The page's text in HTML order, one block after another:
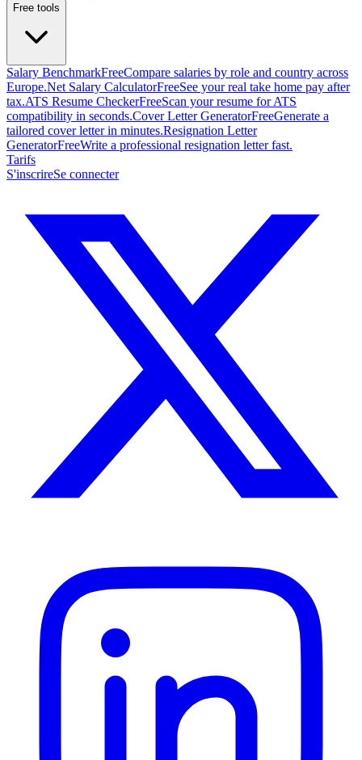
Free tools
Salary BenchmarkFreeCompare salaries by role and country across
Europe.Net Salary CalculatorFreeSee your real take home pay after
tax.ATS Resume CheckerFreeScan your resume for ATS
compatibility in seconds.Cover Letter GeneratorFreeGenerate a
tailored cover letter in minutes.Resignation Letter
GeneratorFreeWrite a professional resignation letter fast.
Tarifs
S'inscrireSe connecter